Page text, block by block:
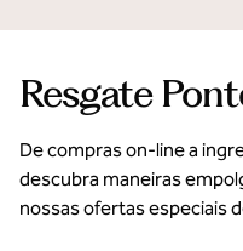
Resgate
De compras on-line a
descubra maneiras
nossas ofertas especiais
Experiências